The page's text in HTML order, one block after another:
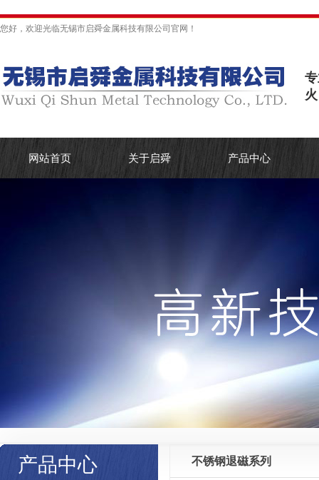
您好，欢迎光临无锡市启舜金属科技有限公司官网！
网站首页 关于启舜 产品中心
产品中心 不锈钢退磁系列